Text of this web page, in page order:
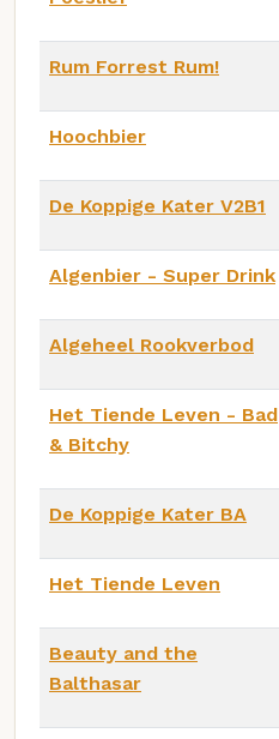
Rum Forrest Rum!
Hoochbier
De Koppige Kater V2B1
Algenbier - Super Drink
Algeheel Rookverbod
Het Tiende Leven - Bad
& Bitchy
De Koppige Kater BA
Het Tiende Leven
Beauty and the
Balthasar